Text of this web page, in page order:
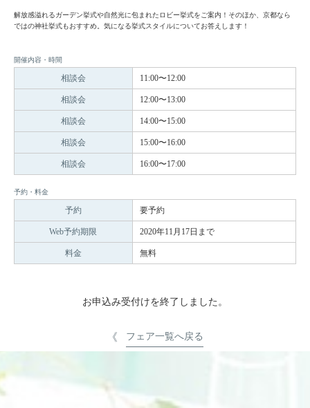
解放感溢れるガーデン挙式や自然光に包まれたロビー挙式をご案内！そのほか、京都なら
ではの神社挙式もおすすめ。気になる挙式スタイルについてお答えします！
開催内容・時間
相談会 11:00〜12:00
相談会 12:00〜13:00
相談会 14:00〜15:00
相談会 15:00〜16:00
相談会 16:00〜17:00
予約・料金
予約 要予約
Web予約期限 2020年11月17日まで
料金 無料
お申込み受付けを終了しました。
フェア一覧へ戻る